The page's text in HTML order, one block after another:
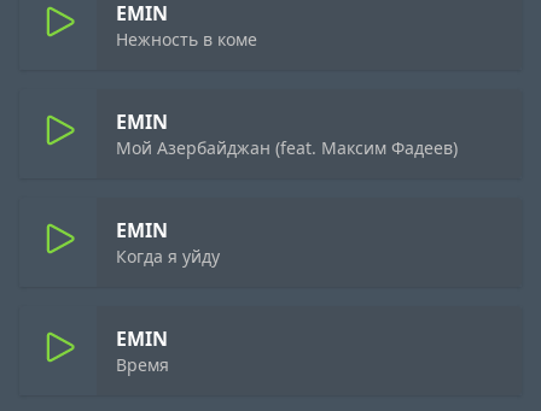
EMIN
Нежность в коме
EMIN
Мой Азербайджан (feat. Максим Фадеев)
EMIN
Когда я уйду
EMIN
Время